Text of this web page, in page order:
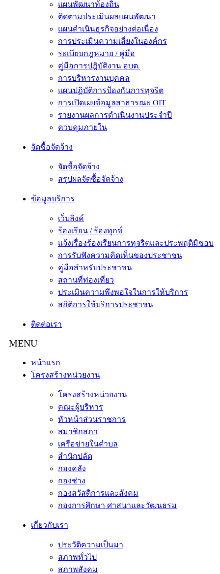
แผนพัฒนาท้องถิ่น
ติดตามประเมินผลแผนพัฒนา
แผนดำเนินธุรกิจอย่างต่อเนื่อง
การประเมินความเสี่ยงในองค์กร
ระเบียบกฎหมาย / คู่มือ
คู่มือการปฎิบัติงาน อบต.
การบริหารงานบุคคล
แผนปฏิบัติการป้องกันการทุจริต
การเปิดเผยข้อมูลสาธารณะ OIT
รายงานผลการดำเนินงานประจำปี
ควบคุมภายใน
จัดซื้อจัดจ้าง
จัดซื้อจัดจ้าง
สรุปผลจัดซื้อจัดจ้าง
ข้อมูลบริการ
เว็บลิงค์
ร้องเรียน / ร้องทุกข์
แจ้งเรื่องร้องเรียนการทุจริตและประพฤติมิชอบ
การรับฟังความคิดเห็นของประชาชน
คู่มือสำหรับประชาชน
สถานที่ท่องเที่ยว
ประเมินความพึงพอใจในการให้บริการ
สถิติการใช้บริการประชาชน
ติดต่อเรา
หน้าแรก
โครงสร้างหน่วยงาน
โครงสร้างหน่วยงาน
คณะผู้บริหาร
หัวหน้าส่วนราชการ
สมาชิกสภา
เครือข่ายในตำบล
สำนักปลัด
กองคลัง
กองช่าง
กองสวัสดิการและสังคม
กองการศึกษา ศาสนาและวัฒนธรม
เกี่ยวกับเรา
ประวัติความเป็นมา
สภาพทั่วไป
สภาพสังคม